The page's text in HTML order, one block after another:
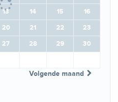
13 14 15
16
20 21 22
23
27 28 29
30
Volgende maand